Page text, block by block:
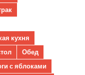
кухня
Обед
с яблоками